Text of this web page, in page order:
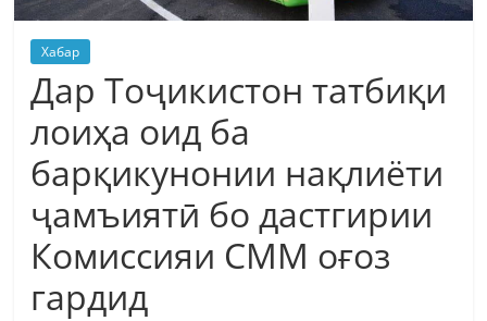
Хабар
Дар Тоҷикистон татбиқи
лоиҳа оид ба
барқикунонии нақлиёти
ҷамъиятӣ бо дастгирии
Комиссияи СММ оғоз
гардид